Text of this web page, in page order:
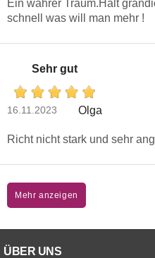
Ein wahrer Traum.Hält
schnell was will man mehr !
Sehr gut
16.11.2023 Olga
Richt nicht stark und sehr
Mehr anzeigen
ÜBER UNS